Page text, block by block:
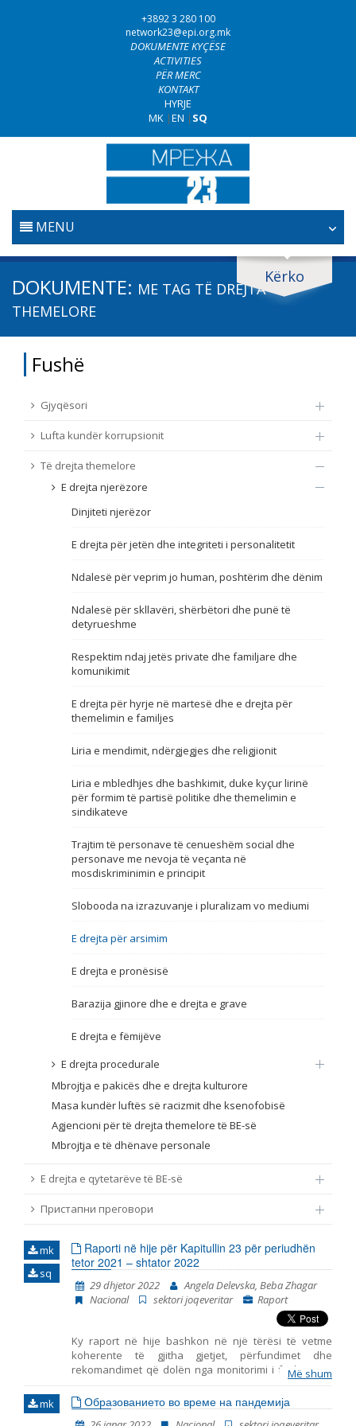
+3892 3 280 100
network23@epi.org.mk
DOKUMENTE KYÇËSE
ACTIVITIES
PËR MERC
KONTAKT
HYRJE
MK |EN | SQ
MENU
FILLESTARE
LUFTA KUNDËR KORRUPSIONIT
TË DREJTA THEMELORE
Kërko
Kërko dokumente
Kërko
Fushë / lëmi
Burim
DOKUMENTE: ME TAG TË DREJTA
THEMELORE
Fushë
Gjyqësori
Lufta kundër korrupsionit
Të drejta themelore
E drejta njerëzore
Dinjiteti njerëzor
E drejta për jetën dhe integriteti i personalitetit
Ndalesë për veprim jo human, poshtërim dhe dënim
Ndalesë për skllavëri, shërbëtori dhe punë të
detyrueshme
Respektim ndaj jetës private dhe familjare dhe
komunikimit
E drejta për hyrje në martesë dhe e drejta për
themelimin e familjes
Liria e mendimit, ndërgjegjes dhe religjionit
Liria e mbledhjes dhe bashkimit, duke kyçur lirinë
për formim të partisë politike dhe themelimin e
sindikateve
Trajtim të personave të cenueshëm social dhe
personave me nevoja të veçanta në
mosdiskriminimin e principit
Slobooda na izrazuvanje i pluralizam vo mediumi
E drejta për arsimim
E drejta e pronësisë
Barazija gjinore dhe e drejta e grave
E drejta e fëmijëve
E drejta procedurale
Mbrojtja e pakicës dhe e drejta kulturore
Masa kundër luftës së racizmit dhe ksenofobisë
Agjencioni për të drejta themelore të BE-së
Mbrojtja e të dhënave personale
E drejta e qytetarëve të BE-së
Пристапни преговори
mk
sq
Raporti në hije për Kapitullin 23 për periudhën
tetor 2021 – shtator 2022
29 dhjetor 2022
Angela Delevska, Beba Zhagar
Nacional
sektori joqeveritar Raport
Ky raport në hije bashkon në një tërësi të vetme
koherente të gjitha gjetjet, përfundimet dhe
rekomandimet që dolën nga monitorimi i fushave të
përfshira në Kapitullin 23 – Gjyqësori dhe të drejtat
themelore. Ky është raporti i shtatë i tillë i publikuar
nga Instituti për Politika Evropiane (EPI) – Shkup, duke
Më shum
mk Образованието во време на пандемија